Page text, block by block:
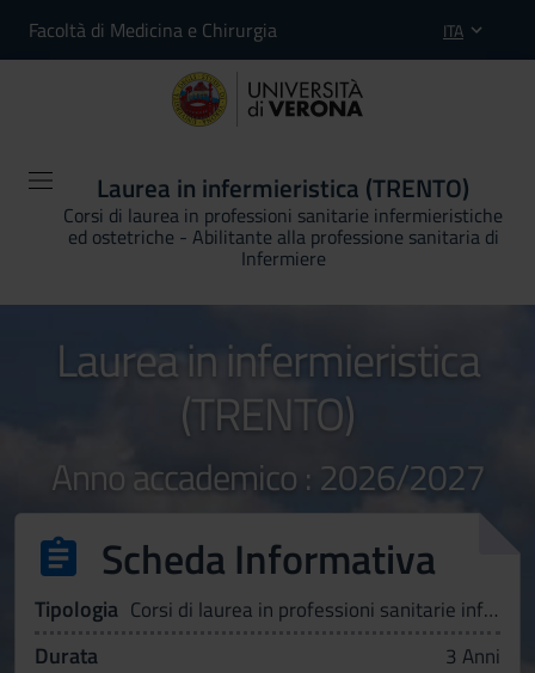
Facoltà di Medicina e Chirurgia ITA
Laurea in infermieristica (TRENTO)
Corsi di laurea in professioni sanitarie infermieristiche
ed ostetriche - Abilitante alla professione sanitaria di
Infermiere
Laurea in infermieristica
(TRENTO)
Anno accademico : 2026/2027
Scheda Informativa
Tipologia Corsi di laurea in professioni sanitarie infermieristiche ed ostetriche
Durata 3 Anni